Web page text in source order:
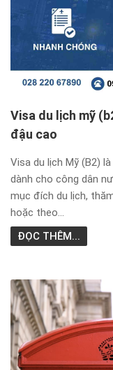
Visa du lịch mỹ
đậu cao
Visa du lịch Mỹ (B2)
dành cho công dân
mục đích du lịch,
hoặc theo...
ĐỌC THÊM...